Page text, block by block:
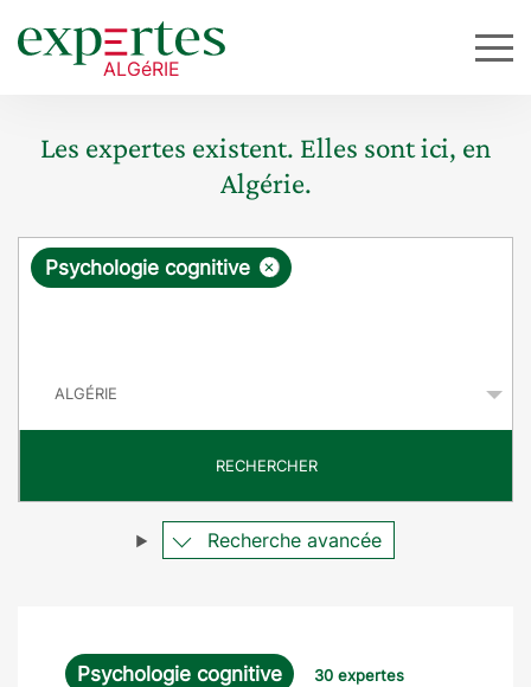
Les expertes existent. Elles sont ici, en
Algérie.
R
ê
e
×
Psychologie cognitive
RECHERCHER
Recherche avancée
Psychologie cognitive 30 expertes